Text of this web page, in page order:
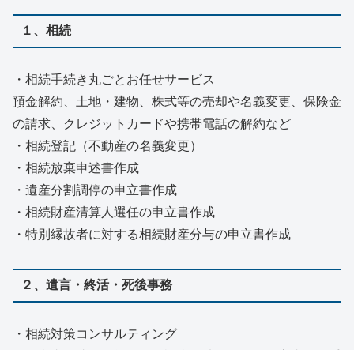
１、相続
・相続手続き丸ごとお任せサービス
預金解約、土地・建物、株式等の売却や名義変更、保険金
の請求、クレジットカードや携帯電話の解約など
・相続登記（不動産の名義変更）
・相続放棄申述書作成
・遺産分割調停の申立書作成
・相続財産清算人選任の申立書作成
・特別縁故者に対する相続財産分与の申立書作成
２、遺言・終活・死後事務
・相続対策コンサルティング